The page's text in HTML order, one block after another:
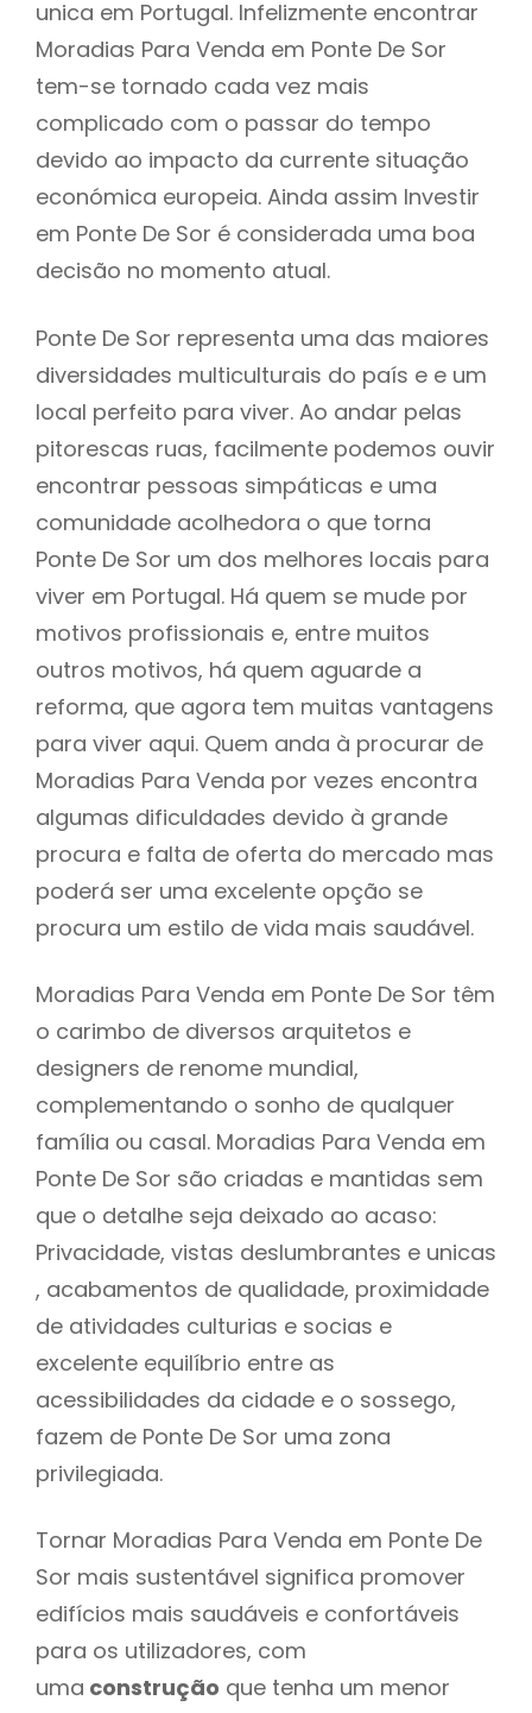
unica em Portugal. Infelizmente encontrar
Moradias Para Venda em Ponte De Sor
tem-se tornado cada vez mais
complicado com o passar do tempo
devido ao impacto da currente situação
económica europeia. Ainda assim Investir
em Ponte De Sor é considerada uma boa
decisão no momento atual.
Ponte De Sor representa uma das maiores
diversidades multiculturais do país e e um
local perfeito para viver. Ao andar pelas
pitorescas ruas, facilmente podemos ouvir
encontrar pessoas simpáticas e uma
comunidade acolhedora o que torna
Ponte De Sor um dos melhores locais para
viver em Portugal. Há quem se mude por
motivos profissionais e, entre muitos
outros motivos, há quem aguarde a
reforma, que agora tem muitas vantagens
para viver aqui. Quem anda à procurar de
Moradias Para Venda por vezes encontra
algumas dificuldades devido à grande
procura e falta de oferta do mercado mas
poderá ser uma excelente opção se
procura um estilo de vida mais saudável.
Moradias Para Venda em Ponte De Sor têm
o carimbo de diversos arquitetos e
designers de renome mundial,
complementando o sonho de qualquer
família ou casal. Moradias Para Venda em
Ponte De Sor são criadas e mantidas sem
que o detalhe seja deixado ao acaso:
Privacidade, vistas deslumbrantes e unicas
, acabamentos de qualidade, proximidade
de atividades culturias e socias e
excelente equilíbrio entre as
acessibilidades da cidade e o sossego,
fazem de Ponte De Sor uma zona
privilegiada.
Tornar Moradias Para Venda em Ponte De
Sor mais sustentável significa promover
edifícios mais saudáveis e confortáveis
para os utilizadores, com
uma construção que tenha um menor